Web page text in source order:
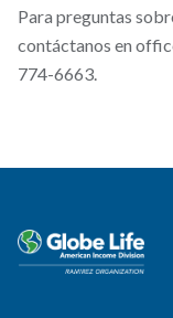
Para preguntas
contáctanos en
774-6663.